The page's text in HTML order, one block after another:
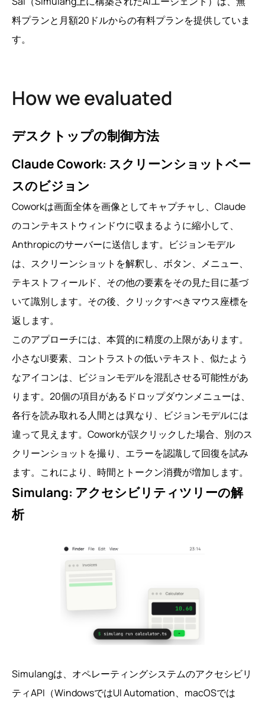
料プランと月額20ドルからの有料プランを提供していま
す。
How we evaluated
デスクトップの制御方法
Claude Cowork: スクリーンショットベー
スのビジョン
Coworkは画面全体を画像としてキャプチャし、Claude
のコンテキストウィンドウに収まるように縮小して、
Anthropicのサーバーに送信します。ビジョンモデル
は、スクリーンショットを解釈し、ボタン、メニュー、
テキストフィールド、その他の要素をその見た目に基づ
いて識別します。その後、クリックすべきマウス座標を
返します。
このアプローチには、本質的に精度の上限があります。
小さなUI要素、コントラストの低いテキスト、似たよう
なアイコンは、ビジョンモデルを混乱させる可能性があ
ります。20個の項目があるドロップダウンメニューは、
各行を読み取れる人間とは異なり、ビジョンモデルには
違って見えます。Coworkが誤クリックした場合、別のス
クリーンショットを撮り、エラーを認識して回復を試み
ます。これにより、時間とトークン消費が増加します。
Simulang: アクセシビリティツリーの解
析
Simulangは、オペレーティングシステムのアクセシビリ
ティAPI（WindowsではUI Automation、macOSでは